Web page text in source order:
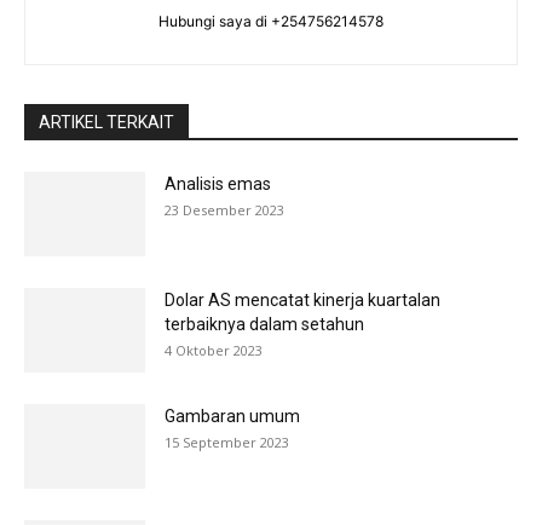
Hubungi saya di +254756214578
ARTIKEL TERKAIT
Analisis emas
23 Desember 2023
Dolar AS mencatat kinerja kuartalan
terbaiknya dalam setahun
4 Oktober 2023
Gambaran umum
15 September 2023